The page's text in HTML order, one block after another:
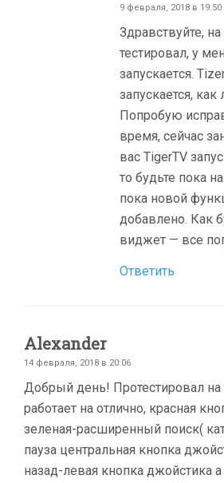
9 февраля, 2018 в 19:50
Здравствуйте,
тестировал, у
запускаетcя.
запускается,
Попробую
время, сейчас
вас TigerTV
то будьте пока
пока новой
добавлено. Как
виджет — все
Ответить
Alexander
14 февраля, 2018 в 20:06
Добрый день! Протестировал на
работает на отлично, красная
зеленая-расширенный поиск(
пауза центральная кнопка
назад-левая кнопка джойстика